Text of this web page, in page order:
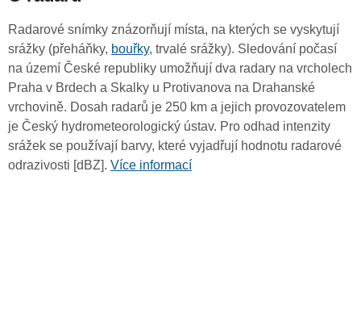
Radarové snímky znázorňují místa, na kterých se vyskytují
srážky (přeháňky, bouřky, trvalé srážky). Sledování počasí
na území České republiky umožňují dva radary na vrcholech
Praha v Brdech a Skalky u Protivanova na Drahanské
vrchovině. Dosah radarů je 250 km a jejich provozovatelem
je Český hydrometeorologický ústav. Pro odhad intenzity
srážek se používají barvy, které vyjadřují hodnotu radarové
odrazivosti [dBZ]. Více informací